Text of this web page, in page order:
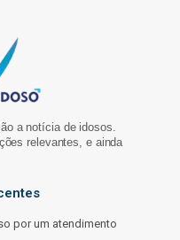
a notícia de idosos.
relevantes, e ainda
por um atendimento